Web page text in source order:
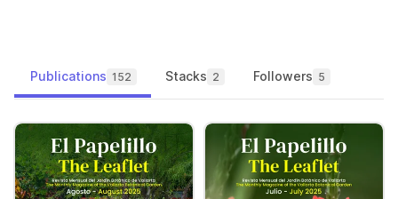
Publications 152 Stacks 2 Followers 5